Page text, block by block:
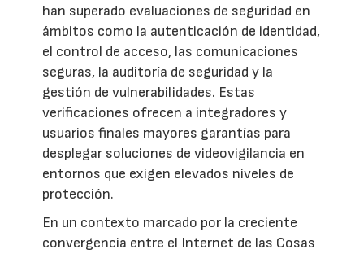
han superado evaluaciones de seguridad en
ámbitos como la autenticación de identidad,
el control de acceso, las comunicaciones
seguras, la auditoría de seguridad y la
gestión de vulnerabilidades. Estas
verificaciones ofrecen a integradores y
usuarios finales mayores garantías para
desplegar soluciones de videovigilancia en
entornos que exigen elevados niveles de
protección.
En un contexto marcado por la creciente
convergencia entre el Internet de las Cosas